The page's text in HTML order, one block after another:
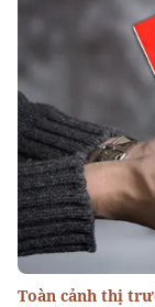
Toàn cảnh thị